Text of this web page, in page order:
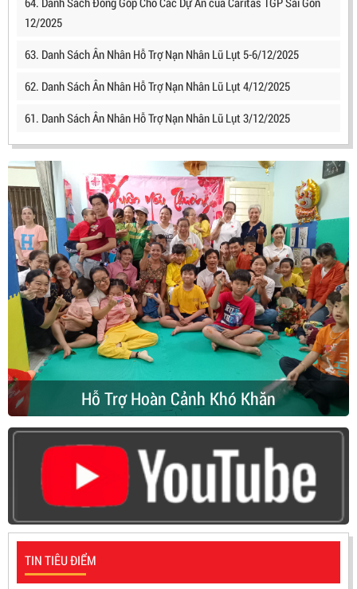
12/2025
63. Danh Sách Ân Nhân Hỗ Trợ Nạn Nhân Lũ Lụt 5-6/12/2025
62. Danh Sách Ân Nhân Hỗ Trợ Nạn Nhân Lũ Lụt 4/12/2025
61. Danh Sách Ân Nhân Hỗ Trợ Nạn Nhân Lũ Lụt 3/12/2025
Hỗ Trợ Hoàn Cảnh Khó Khăn
TIN TIÊU ĐIỂM